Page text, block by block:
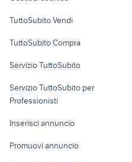
Informatica
Console e
TuttoSubito Vendi
TuttoSubito Compra
Servizio TuttoSubito
Servizio TuttoSubito per
Professionisti
Inserisci annuncio
Promuovi annuncio